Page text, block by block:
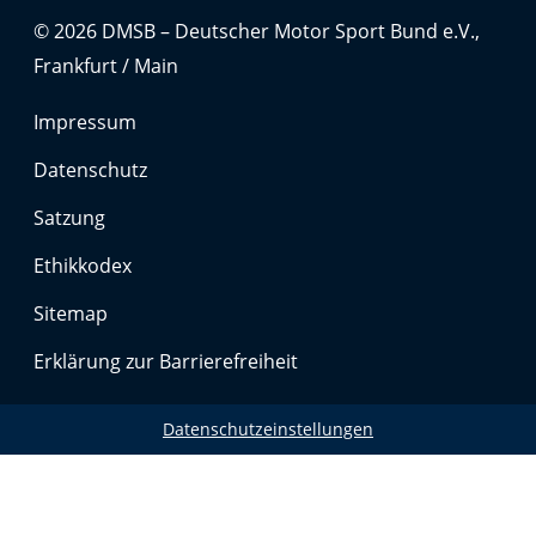
© 2026 DMSB – Deutscher Motor Sport Bund e.V.,
Frankfurt / Main
Impressum
Datenschutz
Satzung
Ethikkodex
Sitemap
Erklärung zur Barrierefreiheit
Datenschutzeinstellungen
Google LLC
Cookies, die ggf. zur Einbettung und Bereitstellung
Google Maps
Anbieter:
Zweck:
Cookies, die ggf. zur Einbettung und Bereitstellung
von interaktiven Karten auf unserer Website gesetzt